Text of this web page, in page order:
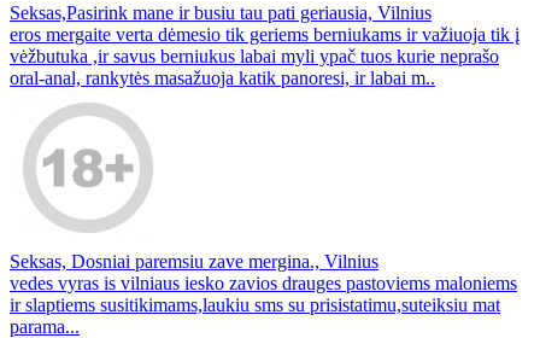
Seksas,Pasirink mane ir busiu tau pati geriausia, Vilnius
eros mergaite verta dėmesio tik geriems berniukams ir važiuoja tik į
vėžbutuka ,ir savus berniukus labai myli ypač tuos kurie neprašo
oral-anal, rankytės masažuoja katik panoresi, ir labai m..
Seksas, Dosniai paremsiu zave mergina., Vilnius
vedes vyras is vilniaus iesko zavios drauges pastoviems maloniems
ir slaptiems susitikimams,laukiu sms su prisistatimu,suteiksiu mat
parama...